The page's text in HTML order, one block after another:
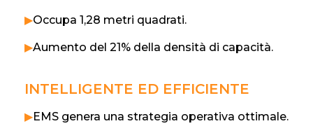
▶Occupa 1,28 metri quadrati.
▶Aumento del 21% della densità di capacità.
INTELLIGENTE ED EFFICIENTE
▶EMS genera una strategia operativa ottimale.